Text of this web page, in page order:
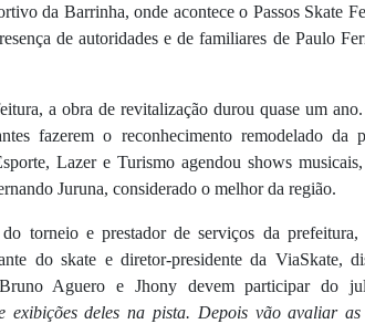
da Barrinha, onde acontece o Passos Skate
de autoridades e de familiares de Paulo
a obra de revitalização durou quase um ano.
fazerem o reconhecimento remodelado da
Lazer e Turismo agendou shows
Juruna, considerado o melhor da região.
torneio e prestador de serviços da
do skate e diretor-presidente da ViaSkate,
Aguero e Jhony devem participar do
exibições deles na pista. Depois vão avaliar